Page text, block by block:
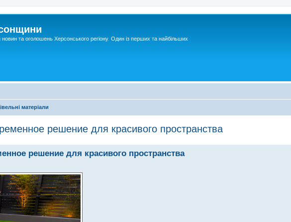
та оголошень Херсонського регіону. Один із перших та найбільших
матеріали
решение для красивого пространства
решение для красивого пространства